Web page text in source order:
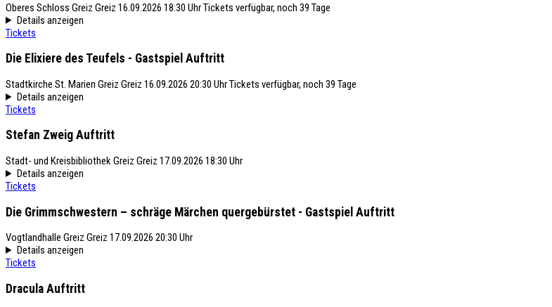
Oberes Schloss Greiz Greiz 16.09.2026 18:30 UhrTickets verfügbar, noch 39 Tage
Details anzeigen
Tickets
Die Elixiere des Teufels - Gastspiel Auftritt
Stadtkirche St. Marien Greiz Greiz 16.09.2026 20:30 UhrTickets verfügbar, noch 39 Tage
Details anzeigen
Tickets
Stefan Zweig Auftritt
Stadt- und Kreisbibliothek Greiz Greiz 17.09.2026 18:30 Uhr
Details anzeigen
Tickets
Die Grimmschwestern – schräge Märchen quergebürstet - Gastspiel Auftritt
Vogtlandhalle Greiz Greiz 17.09.2026 20:30 Uhr
Details anzeigen
Tickets
Dracula Auftritt